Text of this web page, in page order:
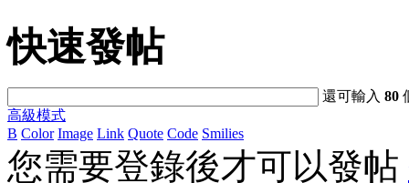
快速發帖
還可輸入80
高級模式
B Color Image Link Quote Code Smilies
您需要登錄後才可以發帖